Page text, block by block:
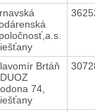
Brtáň
74,